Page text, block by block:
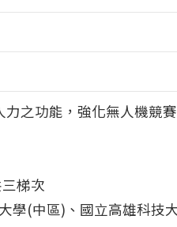
之功能，強化無人機競
梯次
學(中區)、國立高雄科技